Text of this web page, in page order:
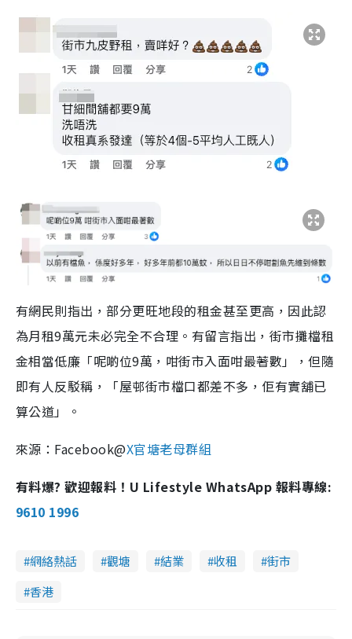
有網民則指出，部分更旺地段的租金甚至更高，因此認
為月租9萬元未必完全不合理。有留言指出，街市攤檔租
金相當低廉「呢啲位9萬，咁街市入面咁最著數」，但隨
即有人反駁稱，「屋邨街市檔口都差不多，佢有實舖已
算公道」。
來源：Facebook@X官塘老母群組
有料爆? 歡迎報料！U Lifestyle WhatsApp 報料專線:
9610 1996
網絡熱話 觀塘 結業 收租
街市
香港